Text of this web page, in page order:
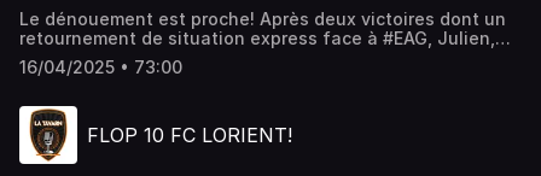
Le dénouement est proche! Après deux victoires dont un
retournement de situation express face à #EAG, Julien,
Pierrot et Raph' se lancent dans les scenarios de fin de
saison!
16/04/2025 • 73:00
FLOP 10 FC LORIENT!